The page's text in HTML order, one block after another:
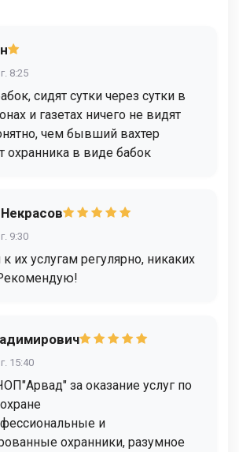
8:25
сидят сутки через сутки в
и газетах ничего не видят
чем бывший вахтер
охранника в виде бабок
9:30
их услугам регулярно, никаких
15:40
за оказание услуг по
и
охранники, разумное